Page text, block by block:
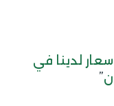
لدينا في
”